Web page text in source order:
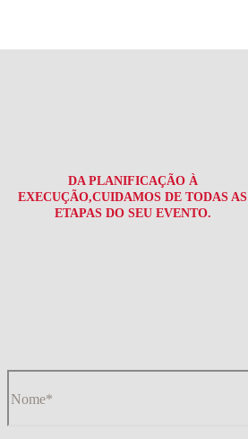
DA PLANIFICAÇÃO À
EXECUÇÃO,CUIDAMOS DE TODAS AS
ETAPAS DO SEU EVENTO.